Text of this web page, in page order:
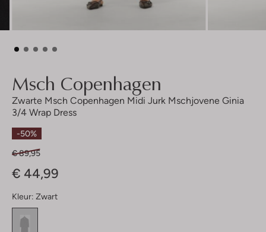
Msch Copenhagen
Zwarte Msch Copenhagen Midi Jurk Mschjovene Ginia
3/4 Wrap Dress
-50%
€ 89,95
€ 44,99
Kleur: Zwart